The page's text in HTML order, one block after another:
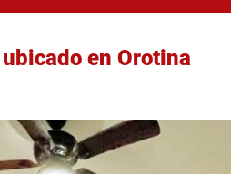
en Orotina